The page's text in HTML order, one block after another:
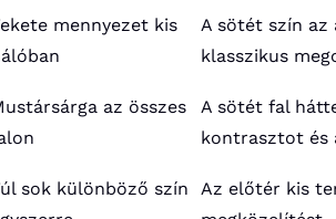
mennyezet kis
A sötét szín
klasszikus
az összes
A sötét fal
kontrasztot és
sok különböző szín
Az előtér kis